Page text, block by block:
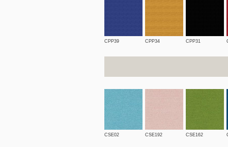
CPP39 CPP34 CPP31
CSE02 CSE192 CSE162